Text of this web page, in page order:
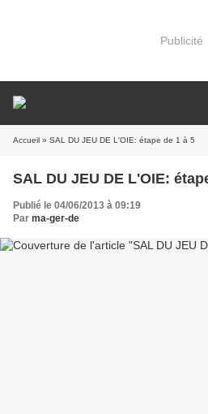
Publicité
Accueil » SAL DU JEU DE L'OIE: étape de 1 à 5
SAL DU JEU DE L'OIE:
Publié le 04/06/2013 à 09:19
Par ma-ger-de